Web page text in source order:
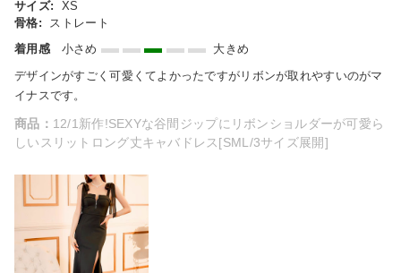
サイズ:
XS
骨格:
ストレート
着用感
小さめ
大きめ
デザインがすごく可愛くてよかったですがリボンが取れやすいのがマ
イナスです。
商品： 12/1新作!SEXYな谷間ジップにリボンショルダーが可愛ら
しいスリットロング丈キャバドレス[SML/3サイズ展開]